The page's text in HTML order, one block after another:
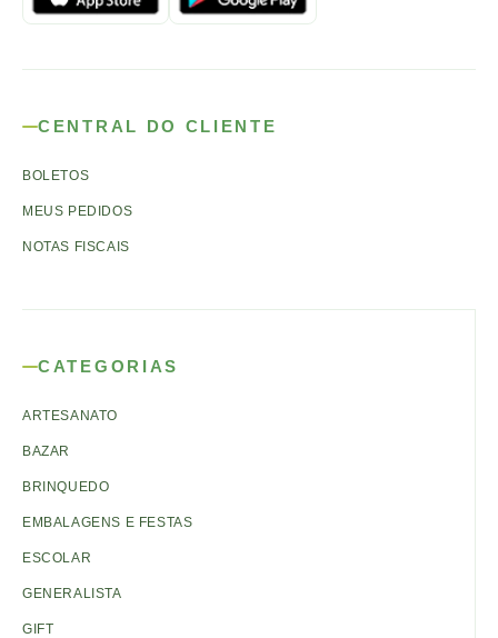
CENTRAL DO CLIENTE
BOLETOS
MEUS PEDIDOS
NOTAS FISCAIS
CATEGORIAS
ARTESANATO
BAZAR
BRINQUEDO
EMBALAGENS E FESTAS
ESCOLAR
GENERALISTA
GIFT